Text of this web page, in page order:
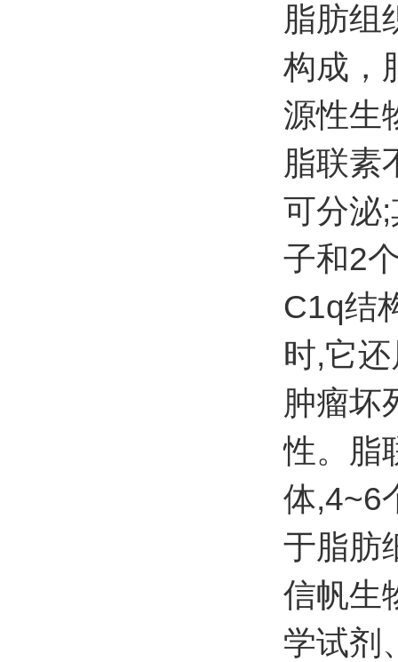
脂肪组
构成，
源性生
脂联素
可分泌
子和2
C1q结
时,它
肿瘤坏
性。脂
体,4~6
于脂肪
信帆生
学试剂